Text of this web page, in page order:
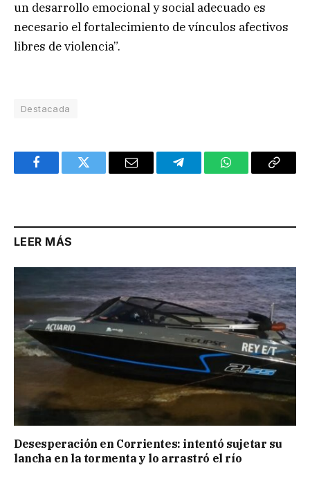
un desarrollo emocional y social adecuado es
necesario el fortalecimiento de vínculos afectivos
libres de violencia”.
Destacada
FacebookTwitter Email TelegramWhatsAppCopy
LEER MÁS
Desesperación en Corrientes: intentó sujetar su
lancha en la tormenta y lo arrastró el río